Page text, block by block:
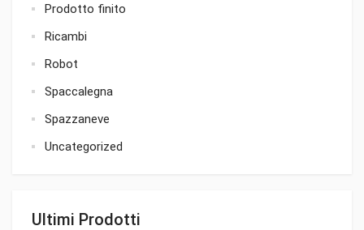
Prodotto finito
Ricambi
Robot
Spaccalegna
Spazzaneve
Uncategorized
Ultimi Prodotti